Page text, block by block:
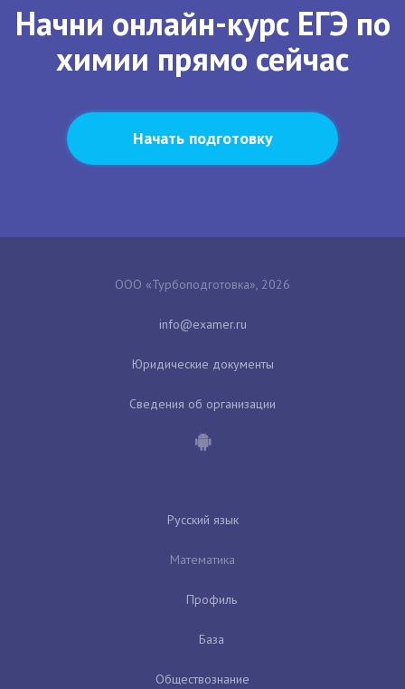
Начни онлайн-курс ЕГЭ по
химии прямо сейчас
Начать подготовку
ООО «Турбоподготовка», 2026
Юридические документы
Сведения об организации
Русский язык
Математика
Профиль
База
Обществознание